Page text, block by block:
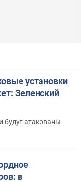
установки
Зеленский
будут атакованы
в